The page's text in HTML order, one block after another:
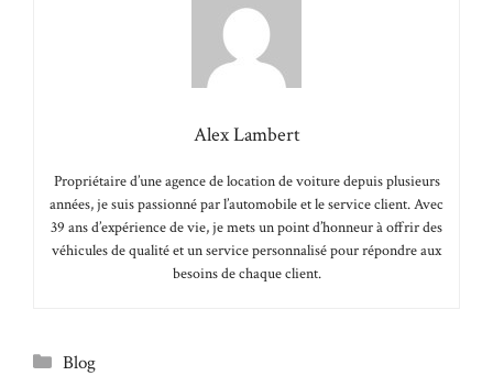
Alex Lambert
Propriétaire d’une agence de location de voiture depuis plusieurs
années, je suis passionné par l’automobile et le service client. Avec
39 ans d’expérience de vie, je mets un point d’honneur à offrir des
véhicules de qualité et un service personnalisé pour répondre aux
besoins de chaque client.
Catégories
Blog